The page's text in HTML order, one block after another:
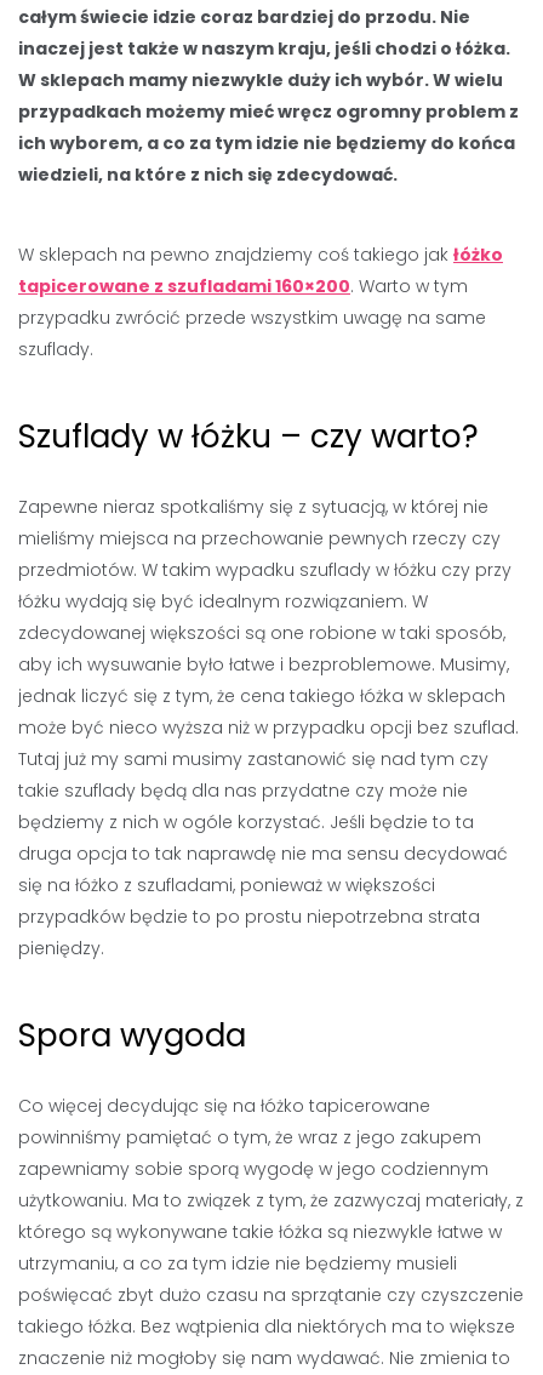
całym świecie idzie coraz bardziej do przodu. Nie
inaczej jest także w naszym kraju, jeśli chodzi o łóżka.
W sklepach mamy niezwykle duży ich wybór. W wielu
przypadkach możemy mieć wręcz ogromny problem z
ich wyborem, a co za tym idzie nie będziemy do końca
wiedzieli, na które z nich się zdecydować.
W sklepach na pewno znajdziemy coś takiego jak łóżko
tapicerowane z szufladami 160×200. Warto w tym
przypadku zwrócić przede wszystkim uwagę na same
szuflady.
Szuflady w łóżku – czy warto?
Zapewne nieraz spotkaliśmy się z sytuacją, w której nie
mieliśmy miejsca na przechowanie pewnych rzeczy czy
przedmiotów. W takim wypadku szuflady w łóżku czy przy
łóżku wydają się być idealnym rozwiązaniem. W
zdecydowanej większości są one robione w taki sposób,
aby ich wysuwanie było łatwe i bezproblemowe. Musimy,
jednak liczyć się z tym, że cena takiego łóżka w sklepach
może być nieco wyższa niż w przypadku opcji bez szuflad.
Tutaj już my sami musimy zastanowić się nad tym czy
takie szuflady będą dla nas przydatne czy może nie
będziemy z nich w ogóle korzystać. Jeśli będzie to ta
druga opcja to tak naprawdę nie ma sensu decydować
się na łóżko z szufladami, ponieważ w większości
przypadków będzie to po prostu niepotrzebna strata
pieniędzy.
Spora wygoda
Co więcej decydując się na łóżko tapicerowane
powinniśmy pamiętać o tym, że wraz z jego zakupem
zapewniamy sobie sporą wygodę w jego codziennym
użytkowaniu. Ma to związek z tym, że zazwyczaj materiały, z
którego są wykonywane takie łóżka są niezwykle łatwe w
utrzymaniu, a co za tym idzie nie będziemy musieli
poświęcać zbyt dużo czasu na sprzątanie czy czyszczenie
takiego łóżka. Bez wątpienia dla niektórych ma to większe
znaczenie niż mogłoby się nam wydawać. Nie zmienia to